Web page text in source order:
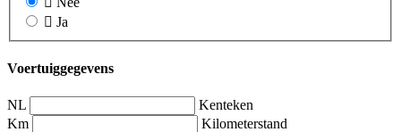
Ja
Voertuiggegevens
NL
Kenteken
Km
Kilometerstand